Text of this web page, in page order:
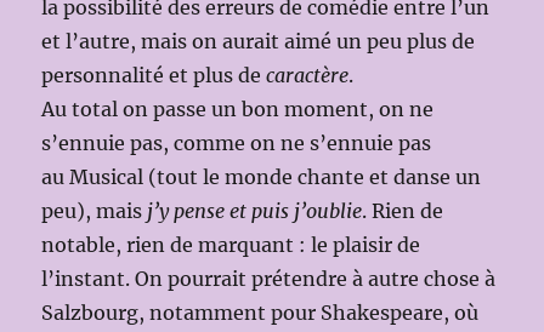
la possibilité des erreurs de comédie entre l’un
et l’autre, mais on aurait aimé un peu plus de
personnalité et plus decaractère.
Au total on passe un bon moment, on ne
s’ennuie pas, comme on ne s’ennuie pas
au Musical (tout le monde chante et danse un
peu), mais j’y pense et puis j’oublie. Rien de
notable, rien de marquant : le plaisir de
l’instant. On pourrait prétendre à autre chose à
Salzbourg, notamment pour Shakespeare, où